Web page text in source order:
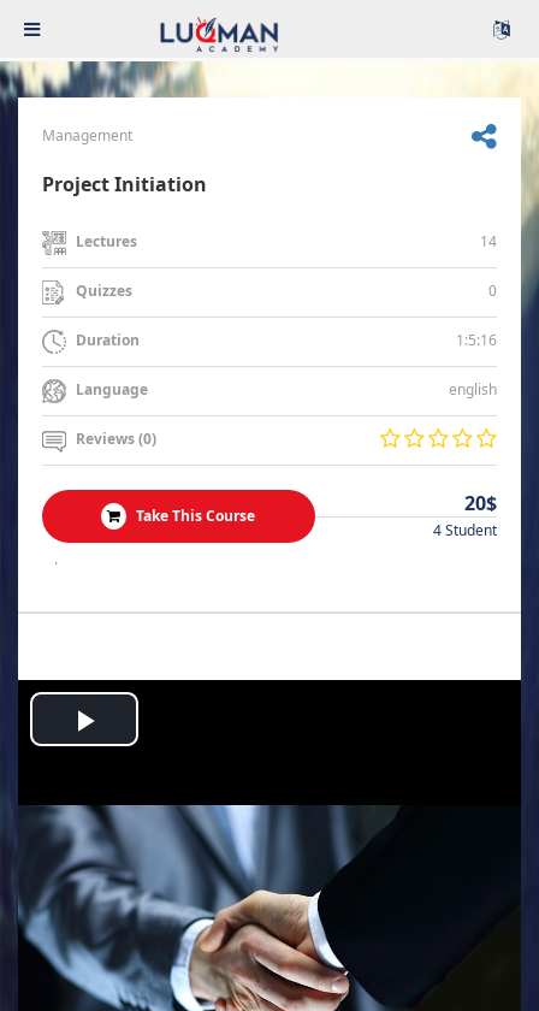
Management
Project Initiation
Lectures 14
Quizzes 0
Duration 1:5:16
Language english
Reviews (0)
Take This Course 20$
4 Student
.
Play
Video